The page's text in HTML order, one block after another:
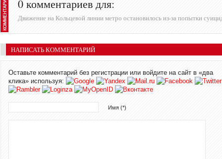
0 комментариев для:
Движение на Кольцевой линии метро остановилось из-за попытки
НАПИСАТЬ КОММЕНТАРИЙ
Оставьте комментарий без регистрации или войдите на сайт в «два
клика» используя:
Имя (*)